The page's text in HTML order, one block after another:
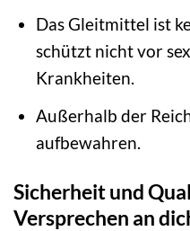
Das Gleitmittel ist
schützt nicht vor
Krankheiten.
Außerhalb der
aufbewahren.
Sicherheit und
Versprechen an